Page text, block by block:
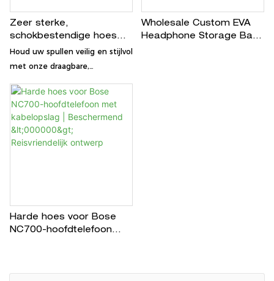
Zeer sterke,
schokbestendige hoes
voor dagelijks gebruik
Houd uw spullen veilig en stijlvol
met onze draagbare,
spatwaterdichte hoesjes.
Gemaakt van zeer sterk,
samendrukbaar materiaal,
perfect voor opslag onderweg
Wholesale Custom EVA
Headphone Storage Bag
Harde hoes voor Bose
NC700-hoofdtelefoon